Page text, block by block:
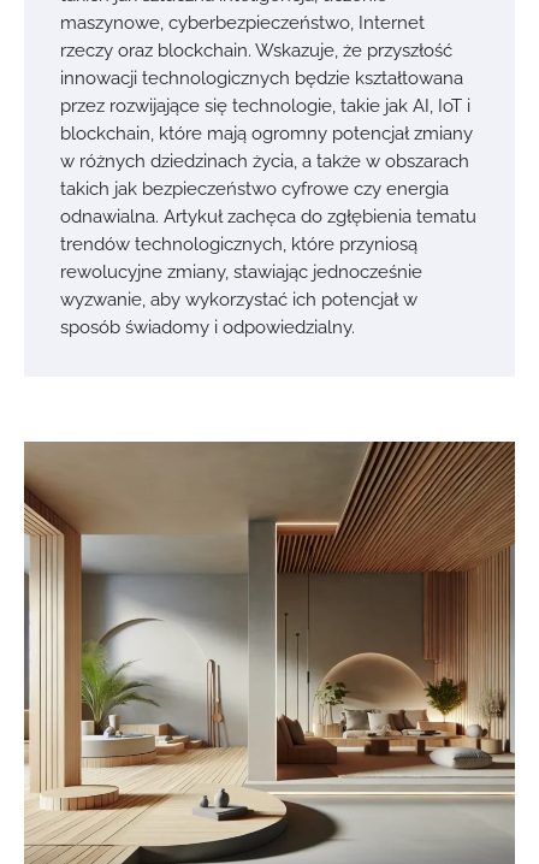
maszynowe, cyberbezpieczeństwo, Internet
rzeczy oraz blockchain. Wskazuje, że przyszłość
innowacji technologicznych będzie kształtowana
przez rozwijające się technologie, takie jak AI, IoT i
blockchain, które mają ogromny potencjał zmiany
w różnych dziedzinach życia, a także w obszarach
takich jak bezpieczeństwo cyfrowe czy energia
odnawialna. Artykuł zachęca do zgłębienia tematu
trendów technologicznych, które przyniosą
rewolucyjne zmiany, stawiając jednocześnie
wyzwanie, aby wykorzystać ich potencjał w
sposób świadomy i odpowiedzialny.